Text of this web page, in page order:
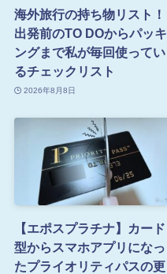
海外旅行の持ち物リスト！
出発前のTO DOからパッキ
ングまで私が毎回使ってい
るチェックリスト
2026年8月8日
【エポスプラチナ】カード
型からスマホアプリになっ
たプライオリティパスの更